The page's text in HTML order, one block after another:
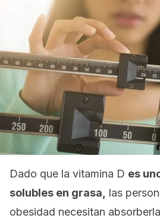
Dado que la vitamina D es
solubles en grasa,
las
obesidad necesitan